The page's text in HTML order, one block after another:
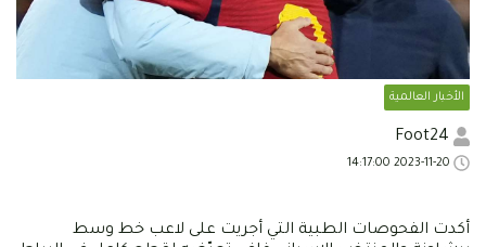
الأخبار العالمية
أكدت الفحوصات الطبية التي أجريت على لاعب خط وسط